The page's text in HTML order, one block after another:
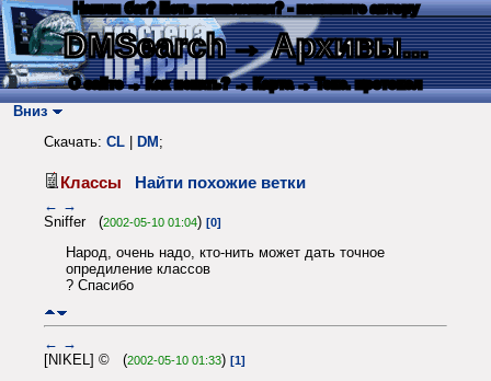
Нашли баг? Есть пожелания? - напишите автору
DMSearch→ Архивы...
О сайте → Как искать? → Карта → Текс. протокол
Вниз
Скачать: CL DM ;
Классы Найти похожие ветки
← →
Sniffer (2002-05-10 01:04) [0]
Народ, очень надо, кто-нить может дать точное
опредиление классов
? Спасибо
← →
[NIKEL] © (2002-05-10 01:33) [1]